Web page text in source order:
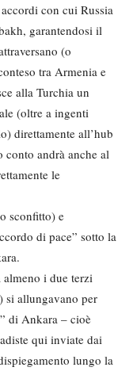
con cui Russia
garantendosi il
(o
tra Armenia e
alla Turchia un
(oltre a ingenti
direttamente all’hub
andrà anche al
le
sconfitto) e
di pace” sotto la
i due terzi
si allungavano per
di Ankara – cioè
qui inviate dai
lungo la